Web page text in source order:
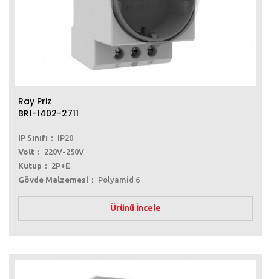
Ray Priz
BR1-1402-2711
IP Sınıfı
IP20
Volt
220V-250V
Kutup
2P+E
Gövde Malzemesi
Polyamid 6
Ürünü İncele